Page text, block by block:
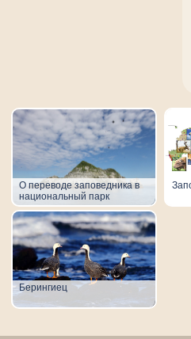
О переводе заповедника в
национальный парк
Берингиец